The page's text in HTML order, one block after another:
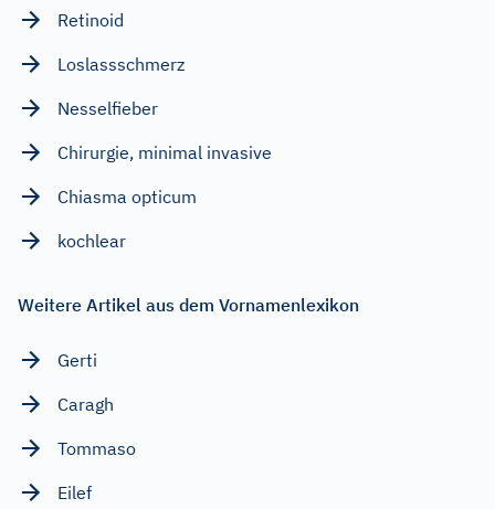
Retinoid
Loslassschmerz
Nesselfieber
Chirurgie, minimal invasive
Chiasma opticum
kochlear
Weitere Artikel aus dem Vornamenlexikon
Gerti
Caragh
Tommaso
Eilef